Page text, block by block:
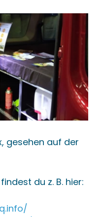
gesehen auf der
du z. B. hier: